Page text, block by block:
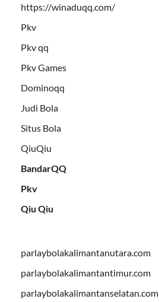
https://winaduqq.com/
Pkv
Pkv qq
Pkv Games
Dominoqq
Judi Bola
Situs Bola
QiuQiu
BandarQQ
Pkv
Qiu Qiu
parlaybolakalimantanutara.com
parlaybolakalimantantimur.com
parlaybolakalimantanselatan.com